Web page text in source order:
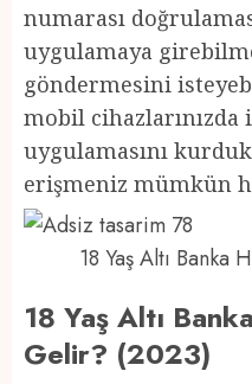
numarası
uygulamaya
göndermesini
mobil cihazlarınızda
uygulamasını
erişmeniz mümkün
18 Yaş Altı Banka
18 Yaş Altı
Gelir? (2023)